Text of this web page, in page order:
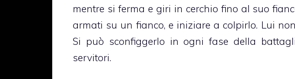
mentre si ferma e giri in cerchio fino al suo
armati su un fianco, e iniziare a colpirlo. Lui
Si può sconfiggerlo in ogni fase della
servitori.